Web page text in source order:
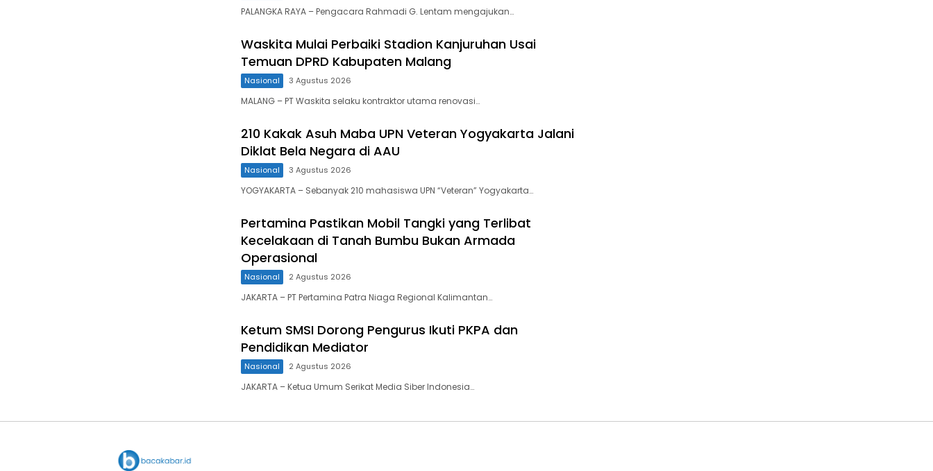
PALANGKA RAYA – Pengacara Rahmadi G. Lentam mengajukan…
Waskita Mulai Perbaiki Stadion Kanjuruhan Usai
Temuan DPRD Kabupaten Malang
Nasional 3 Agustus 2026
MALANG – PT Waskita selaku kontraktor utama renovasi…
210 Kakak Asuh Maba UPN Veteran Yogyakarta Jalani
Diklat Bela Negara di AAU
Nasional 3 Agustus 2026
YOGYAKARTA – Sebanyak 210 mahasiswa UPN “Veteran” Yogyakarta…
Pertamina Pastikan Mobil Tangki yang Terlibat
Kecelakaan di Tanah Bumbu Bukan Armada
Operasional
Nasional 2 Agustus 2026
JAKARTA – PT Pertamina Patra Niaga Regional Kalimantan…
Ketum SMSI Dorong Pengurus Ikuti PKPA dan
Pendidikan Mediator
Nasional 2 Agustus 2026
JAKARTA – Ketua Umum Serikat Media Siber Indonesia…